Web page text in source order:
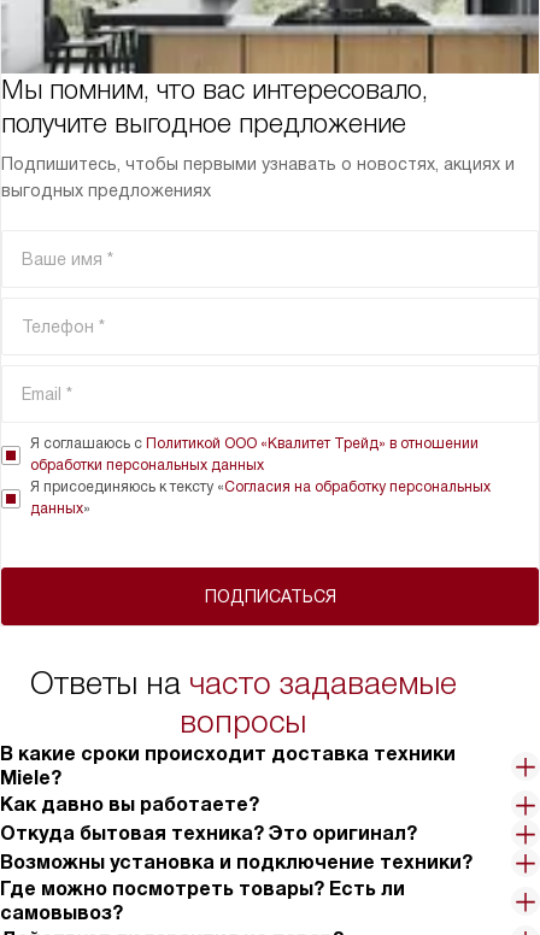
Мы помним, что вас интересовало,
получите выгодное предложение
Подпишитесь, чтобы первыми узнавать о новостях, акциях и
выгодных предложениях
ПОДПИСАТЬСЯ
Я соглашаюсь с Политикой ООО «Квалитет Трейд» в отношении
обработки персональных данных
Я присоединяюсь к тексту «Согласия на обработку персональных
данных»
Ответы на часто задаваемые
вопросы
В какие сроки происходит доставка техники
Miele?
Как давно вы работаете?
Откуда бытовая техника? Это оригинал?
Возможны установка и подключение техники?
Где можно посмотреть товары? Есть ли
самовывоз?